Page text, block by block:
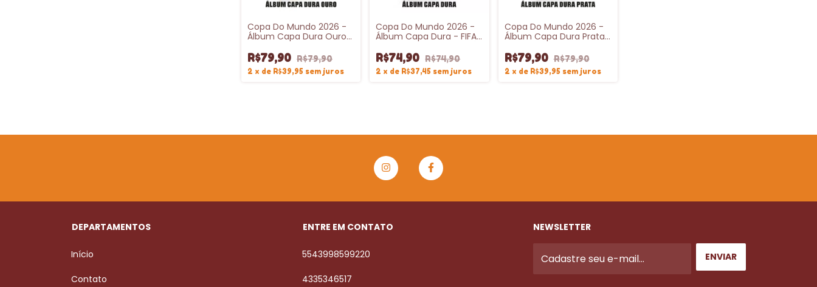
Copa Do Mundo 2026 -
Álbum Capa Dura Ouro-
R$79,90 R$79,90
2 x de R$39,95 sem juros
Copa Do Mundo 2026 -
Álbum Capa Dura - FIFA
VENDA
R$74,90 R$74,90
2 x de R$37,45 sem juros
Copa Do Mundo 2026 -
Álbum Capa Dura Prata
R$79,90 R$79,90
2 x de R$39,95 sem juros
DEPARTAMENTOS
Início
Contato
ENTRE EM CONTATO
5543998599220
4335346517
NEWSLETTER